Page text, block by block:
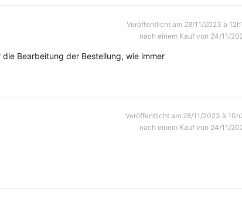
Veröffentlicht am 28/11/2023 à
nach einem Kauf von 24/11/
Bearbeitung der Bestellung, wie immer
Veröffentlicht am 28/11/2023 à
nach einem Kauf von 24/11/